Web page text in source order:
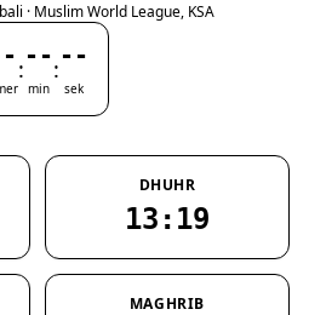
· Muslim World League, KSA
:--
min
:--
sek
DHUHR
13:19
MAGHRIB